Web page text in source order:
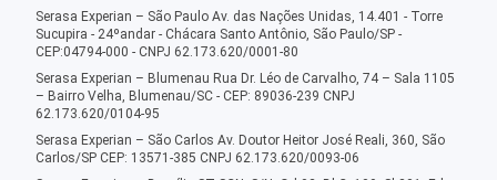
Serasa Experian – São Paulo Av. das Nações Unidas, 14.401 - Torre
Sucupira - 24ºandar - Chácara Santo Antônio, São Paulo/SP -
CEP:04794-000 - CNPJ 62.173.620/0001-80
Serasa Experian – Blumenau Rua Dr. Léo de Carvalho, 74 – Sala 1105
– Bairro Velha, Blumenau/SC - CEP: 89036-239 CNPJ
62.173.620/0104-95
Serasa Experian – São Carlos Av. Doutor Heitor José Reali, 360, São
Carlos/SP CEP: 13571-385 CNPJ 62.173.620/0093-06